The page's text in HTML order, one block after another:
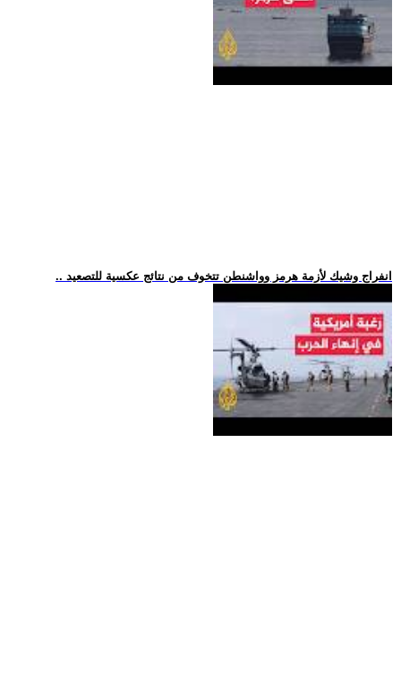
.. انفراج وشيك لأزمة هرمز وواشنطن تتخوف من نتائج عكسية للتصعيد